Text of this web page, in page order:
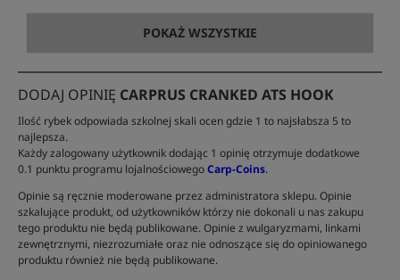
POKAŻ WSZYSTKIE
DODAJ OPINIĘ CARPRUS CRANKED ATS HOOK
Ilość rybek odpowiada szkolnej skali ocen gdzie 1 to najsłabsza 5 to
najlepsza.
Każdy zalogowany użytkownik dodając 1 opinię otrzymuje dodatkowe
0.1 punktu programu lojalnościowegoCarp-Coins.
Opinie są ręcznie moderowane przez administratora sklepu. Opinie
szkalujące produkt, od użytkowników którzy nie dokonali u nas zakupu
tego produktu nie będą publikowane. Opinie z wulgaryzmami, linkami
zewnętrznymi, niezrozumiałe oraz nie odnoszące się do opiniowanego
produktu również nie będą publikowane.